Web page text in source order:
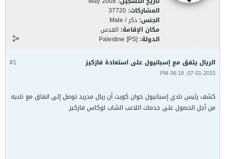
المشاركات: 37720
الجنس: ذكر / Male
مكان الإقامة: القدس
الدولة: Palestine [PS]
#1 الريال يتفق مع إسبانيول على استعادة فازكيز
07-01-2015, 06:19 PM
كشف رئيس نادي إسبانيول خوان كويت أن ريال مدريد توصل إلى اتفاق مع ناديه
من أجل الحصول على خدمات اللاعب الشاب لوكاس فازكيز.